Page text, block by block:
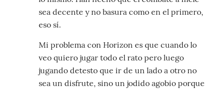
sea decente y no basura como en el primero,
eso sí.
Mi problema con Horizon es que cuando lo
veo quiero jugar todo el rato pero luego
jugando detesto que ir de un lado a otro no
sea un disfrute, sino un jodido agobio porque